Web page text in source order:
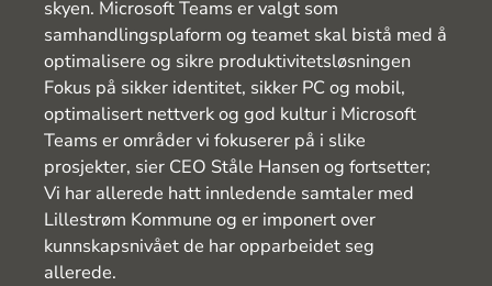
skyen. Microsoft Teams er valgt som
samhandlingsplaform og teamet skal bistå med å
optimalisere og sikre produktivitetsløsningen
Fokus på sikker identitet, sikker PC og mobil,
optimalisert nettverk og god kultur i Microsoft
Teams er områder vi fokuserer på i slike
prosjekter, sier CEO Ståle Hansen og fortsetter;
Vi har allerede hatt innledende samtaler med
Lillestrøm Kommune og er imponert over
kunnskapsnivået de har opparbeidet seg
allerede.